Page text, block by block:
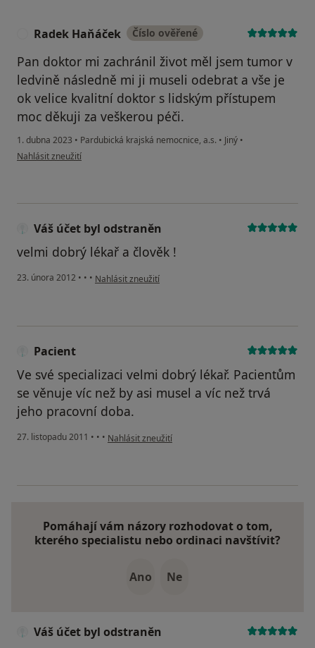
Radek Haňáček Číslo ověřené
Pan doktor mi zachránil život měl jsem tumor v
ledvině následně mi ji museli odebrat a vše je
ok velice kvalitní doktor s lidským přístupem
moc děkuji za veškerou péči.
1. dubna 2023 • Pardubická krajská nemocnice, a.s. • Jiný •
podle názoru uživatele Radek Haňáček
Nahlásit zneužití
Váš účet byl odstraněn
velmi dobrý lékař a člověk !
23. února 2012 • • • podle názoru uživatele Váš účet byl odstraněn
Nahlásit zneužití
Pacient
Ve své specializaci velmi dobrý lékař. Pacientům
se věnuje víc než by asi musel a víc než trvá
jeho pracovní doba.
27. listopadu 2011 • • • podle názoru uživatele Pacient
Nahlásit zneužití
Pomáhají vám názory rozhodovat o tom,
kterého specialistu nebo ordinaci navštívit?
Ano Ne
Váš účet byl odstraněn